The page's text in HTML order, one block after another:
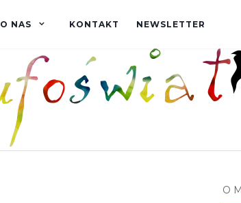
O NAS KONTAKT NEWSLETTER
O